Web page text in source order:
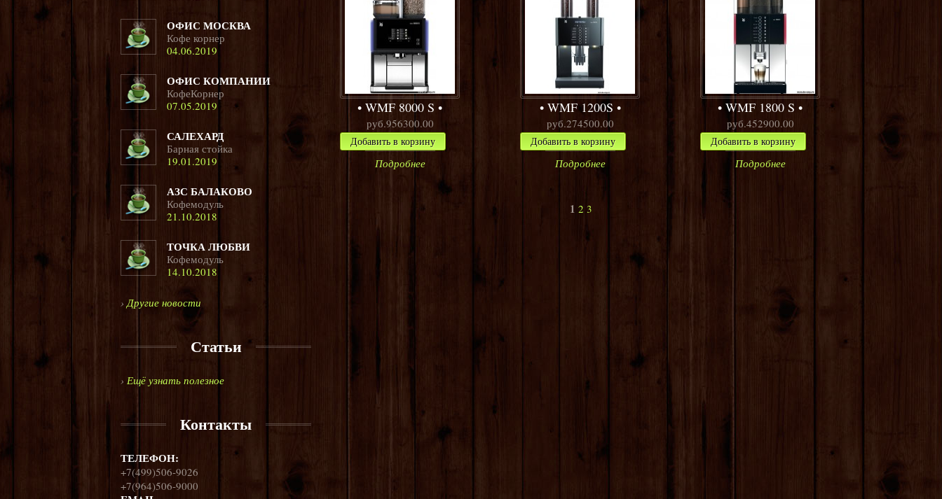
WMF 8000 S
руб.956300.00
Добавить в корзину
Подробнее
WMF 1200S
руб.274500.00
Добавить в корзину
Подробнее
WMF 1800 S
руб.452900.00
Добавить в корзину
Подробнее
1 2 3
ОФИС МОСКВА
Кофе корнер
04.06.2019
ОФИС КОМПАНИИ
КофеКорнер
07.05.2019
САЛЕХАРД
Барная стойка
19.01.2019
АЗС БАЛАКОВО
Кофемодуль
21.10.2018
ТОЧКА ЛЮБВИ
Кофемодуль
14.10.2018
›Другие новости
Статьи
› Ещё узнать полезное
Контакты
ТЕЛЕФОН:
+7(499)506-9026
+7(964)506-9000